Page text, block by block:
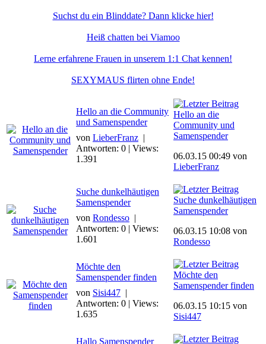
Suchst du ein Blinddate? Dann klicke hier!
Heiß chatten bei Viamoo
Lerne erfahrene Frauen in unserem 1:1 Chat kennen!
SEXYMAUS flirten ohne Ende!
Hello an die Community
und Samenspender
von LieberFranz |
Antworten: 0 | Views:
1.391
Hello an die
Community und
Samenspender
06.03.15 00:49 von
LieberFranz
Suche dunkelhäutigen
Samenspender
von Rondesso |
Antworten: 0 | Views:
1.601
Suche dunkelhäutigen
Samenspender
06.03.15 10:08 von
Rondesso
Möchte den
Samenspender finden
von Sisi447 |
Antworten: 0 | Views:
1.635
Möchte den
Samenspender finden
06.03.15 10:15 von
Sisi447
Hallo Samenspender